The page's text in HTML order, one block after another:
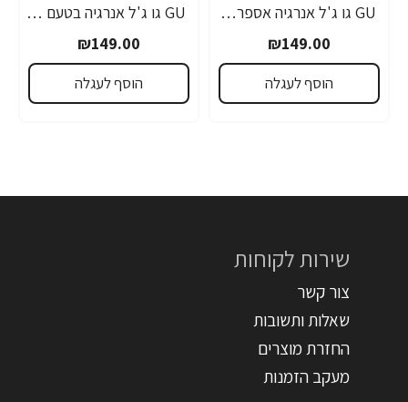
GU גו ג'ל אנרגיה אספרסו 32 גרם - 24 יחידות
₪149.00
הוסף לעגלה
GU גו ג'ל אנרגיה בטעם פטל שחור 32 גרם - 24 יחידות
₪149.00
הוסף לעגלה
שירות לקוחות
צור קשר
שאלות ותשובות
החזרת מוצרים
מעקב הזמנות